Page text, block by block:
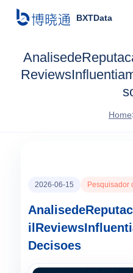
BXTData
Home
2026-06-15 Pesquisador
Decisoes